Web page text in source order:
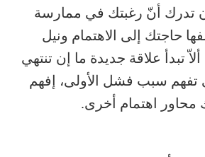
تدرك أنّ رغبتك في ممارسة
حاجتك إلى الاهتمام ونيل
تبدأ علاقة جديدة ما إن تنتهي
تفهم سبب فشل الأولى، إفهم
اهتمام أخرى.